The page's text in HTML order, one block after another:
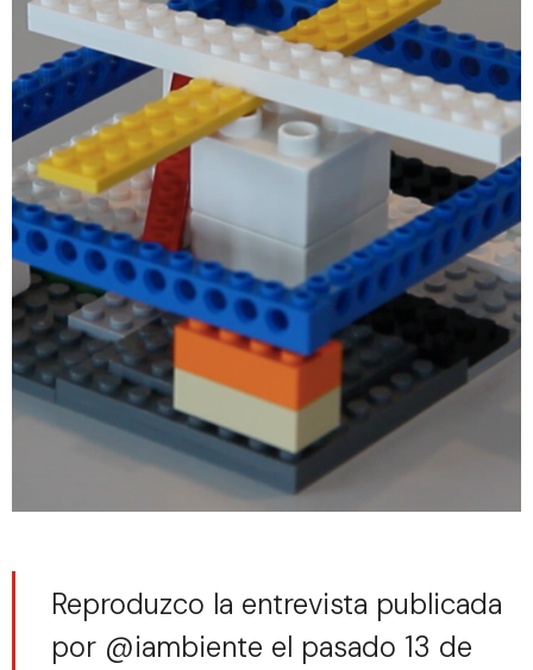
Reproduzco la entrevista publicada
por @iambiente el pasado 13 de